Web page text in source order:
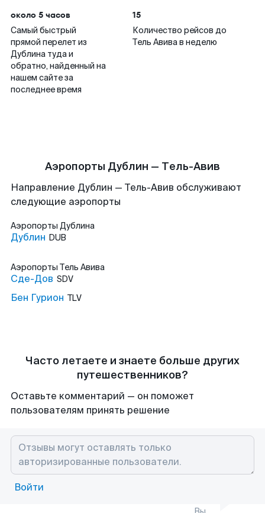
около 5 часов
Самый быстрый
прямой перелет из
Дублина туда и
обратно, найденный на
нашем сайте за
последнее время
15
Количество рейсов до
Тель Авива в неделю
Аэропорты Дублин — Тель-Авив
Направление Дублин — Тель-Авив обслуживают
следующие аэропорты
Аэропорты Дублина
Дублин DUB
Аэропорты Тель Авива
Сде-Дов SDV
Бен Гурион TLV
Часто летаете и знаете больше других
путешественников?
Оставьте комментарий — он поможет
пользователям принять решение
Войти